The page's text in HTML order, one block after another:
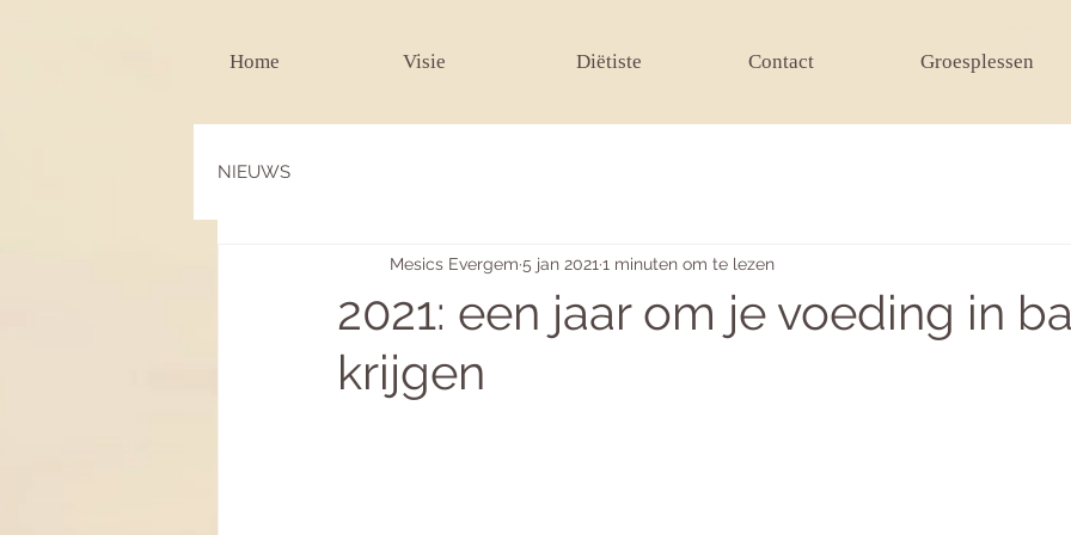
Home Visie Diëtiste Contact Groesplessen
NIEUWS
2021: een jaar om je voeding in
krijgen
Mesics Evergem 5 jan 2021 1 minuten om te lezen